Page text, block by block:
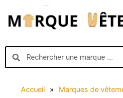
contenu
SearchSearch
Accueil » Marques de